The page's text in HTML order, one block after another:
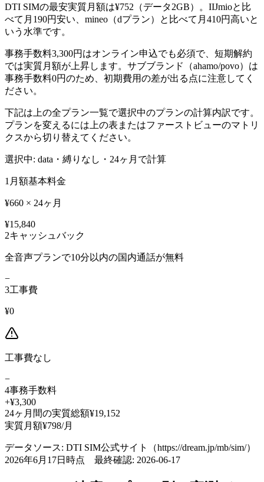
DTI SIMの最安実質月額は¥752（データ2GB）。IIJmioと比
べて月190円安い、mineo（dプラン）と比べて月410円高いと
いう水準です。
事務手数料3,300円はオンライン申込でも必須で、短期解約
では実質月額が上昇します。サブブランド（ahamo/povo）は
事務手数料0円のため、初期費用の差が出る点に注意してく
ださい。
下記は上の全プラン一覧で選択中のプランの計算内訳です。
プランを変えるには上の表またはファーストビューのマトリ
クスから切り替えてください。
選択中: data・縛りなし ・ 24ヶ月で計算
1 月額基本料金
¥660 × 24ヶ月
¥15,840
2キャッシュバック
全音声プランで10分以内の国内通話が無料
−
3工事費
¥0
工事費なし
−
4事務手数料
+¥3,300
24ヶ月間の実質総額¥19,152
実質月額¥798/月
データソース: DTI SIM公式サイト（https://dream.jp/mb/sim/）
2026年6月17日時点 最終確認: 2026-06-17